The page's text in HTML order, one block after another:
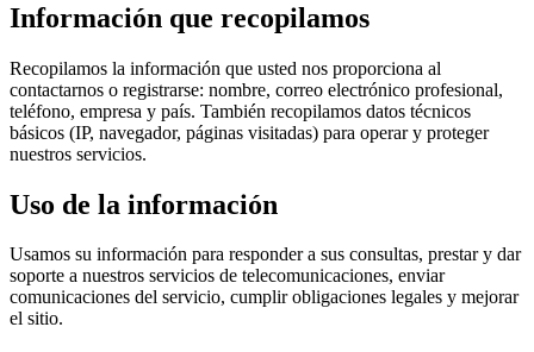
Información que recopilamos
Recopilamos la información que usted nos proporciona al
contactarnos o registrarse: nombre, correo electrónico profesional,
teléfono, empresa y país. También recopilamos datos técnicos
básicos (IP, navegador, páginas visitadas) para operar y proteger
nuestros servicios.
Uso de la información
Usamos su información para responder a sus consultas, prestar y dar
soporte a nuestros servicios de telecomunicaciones, enviar
comunicaciones del servicio, cumplir obligaciones legales y mejorar
el sitio.